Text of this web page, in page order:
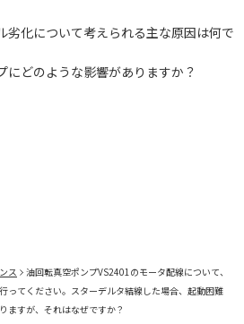
劣化について考えられる主な原因は何で
にどのような影響がありますか？
ス
油回転真空ポンプVS2401のモータ配線について、
ってください。スターデルタ結線した場合、起動困難
ますが、それはなぜですか？